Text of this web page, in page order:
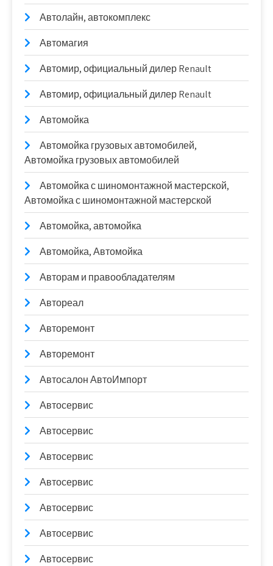
Автолайн, автокомплекс
Автомагия
Автомир, официальный дилер Renault
Автомир, официальный дилер Renault
Автомойка
Автомойка грузовых автомобилей,
Автомойка грузовых автомобилей
Автомойка с шиномонтажной мастерской,
Автомойка с шиномонтажной мастерской
Автомойка, автомойка
Автомойка, Автомойка
Авторам и правообладателям
Автореал
Авторемонт
Авторемонт
Автосалон АвтоИмпорт
Автосервис
Автосервис
Автосервис
Автосервис
Автосервис
Автосервис
Автосервис